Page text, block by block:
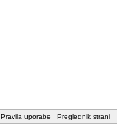
Pravila uporabe Preglednik strani